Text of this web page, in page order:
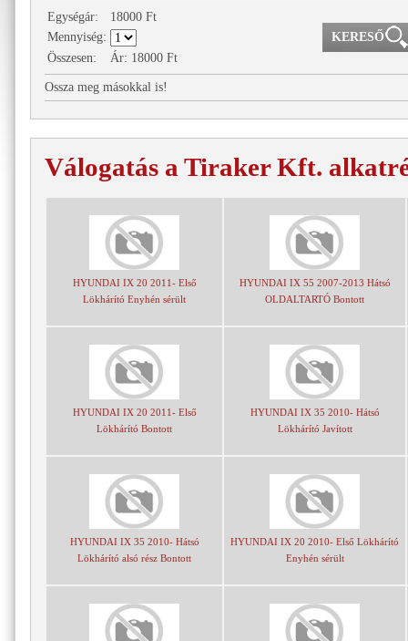
Egységár: 18000 Ft
Mennyiség:
Összesen:
Ár: 18000 Ft
Ossza meg másokkal is!
Válogatás a Tiraker Kft.
HYUNDAI IX 20 2011- Első
Lökhárító Enyhén sérült
HYUNDAI IX 55 2007-2013 Hátsó
OLDALTARTÓ Bontott
HYUNDAI IX 20 2011- Első
Lökhárító Bontott
HYUNDAI IX 35 2010- Hátsó
Lökhárító Javított
HYUNDAI IX 35 2010- Hátsó
Lökhárító alsó rész Bontott
HYUNDAI IX 20 2010- Első Lökhárító
Enyhén sérült